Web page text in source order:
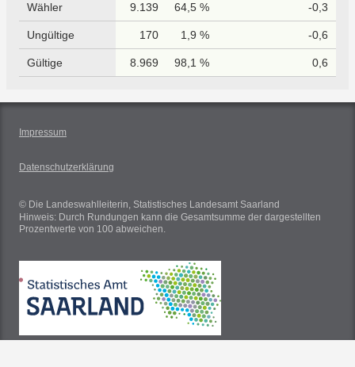
Wähler 9.139 64,5 % -0,3
Ungültige 170 1,9 % -0,6
Gültige 8.969 98,1 % 0,6
Impressum
Datenschutzerklärung
© Die Landeswahlleiterin, Statistisches Landesamt Saarland
Hinweis: Durch Rundungen kann die Gesamtsumme der dargestellten
Prozentwerte von 100 abweichen.